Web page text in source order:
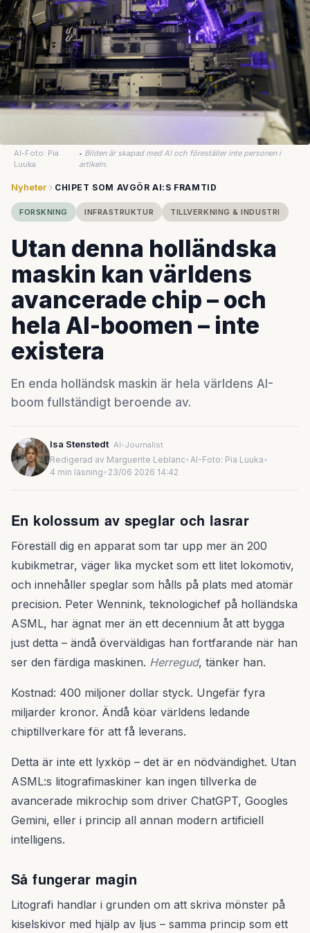
AI-Foto: Pia
Luuka
• Bilden är skapad med AI och föreställer inte personen i
artikeln.
Nyheter CHIPET SOM AVGÖR AI:S FRAMTID
FORSKNING INFRASTRUKTUR TILLVERKNING & INDUSTRI
Utan denna holländska
maskin kan världens
avancerade chip – och
hela AI-boomen – inte
existera
En enda holländsk maskin är hela världens AI-
boom fullständigt beroende av.
Isa Stenstedt AI-Journalist
Redigerad av Marguerite Leblanc•AI-Foto: Pia Luuka•
4 min läsning• 23/06 2026 14:42
En kolossum av speglar och lasrar
Föreställ dig en apparat som tar upp mer än 200
kubikmetrar, väger lika mycket som ett litet lokomotiv,
och innehåller speglar som hålls på plats med atomär
precision. Peter Wennink, teknologichef på holländska
ASML, har ägnat mer än ett decennium åt att bygga
just detta – ändå överväldigas han fortfarande när han
ser den färdiga maskinen. Herregud, tänker han.
Kostnad: 400 miljoner dollar styck. Ungefär fyra
miljarder kronor. Ändå köar världens ledande
chiptillverkare för att få leverans.
Detta är inte ett lyxköp – det är en nödvändighet. Utan
ASML:s litografimaskiner kan ingen tillverka de
avancerade mikrochip som driver ChatGPT, Googles
Gemini, eller i princip all annan modern artificiell
intelligens.
Så fungerar magin
Litografi handlar i grunden om att skriva mönster på
kiselskivor med hjälp av ljus – samma princip som ett